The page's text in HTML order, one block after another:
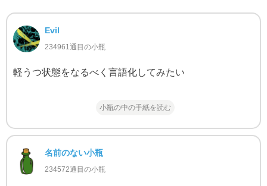
Evil
234961通目の小瓶
軽うつ状態をなるべく言語化してみたい
小瓶の中の手紙を読む
名前のない小瓶
234572通目の小瓶